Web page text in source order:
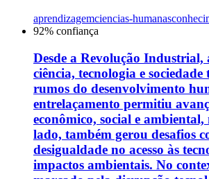
aprendizagemciencias-humanas
92% confiança
Desde a Revolução Industrial,
ciência, tecnologia e
rumos do desenvolvimento
entrelaçamento permitiu
econômico, social e
lado, também gerou desafios
desigualdade no acesso às
impactos ambientais. No